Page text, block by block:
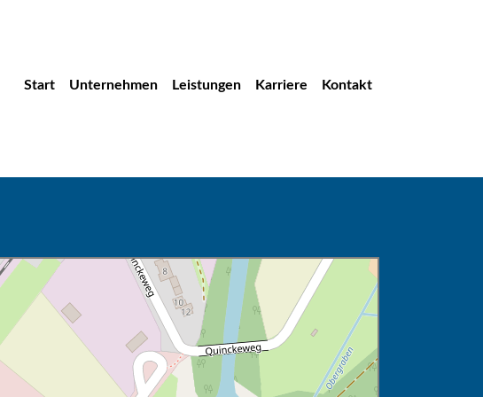
Start Unternehmen Leistungen Karriere Kontakt